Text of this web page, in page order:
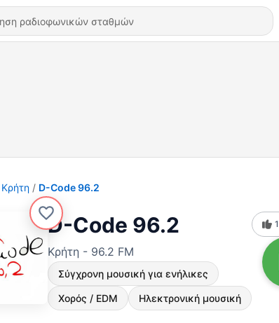
Κρήτη D-Code 96.2
D-Code 96.2
Κρήτη - 96.2 FM
Σύγχρονη μουσική για ενήλικες
Χορός / EDM Ηλεκτρονική μουσική
1